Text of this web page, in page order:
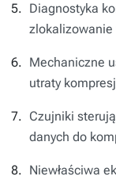
Diagnostyka
zlokalizowanie
Mechaniczne
utraty
Czujniki
danych do
Niewłaściwa